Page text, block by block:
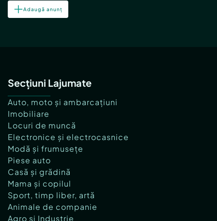
Adaugă anunț
Secțiuni Lajumate
Auto, moto și ambarcațiuni
Imobiliare
Locuri de muncă
Electronice și electrocasnice
Modă și frumusețe
Piese auto
Casă și grădină
Mama și copilul
Sport, timp liber, artă
Animale de companie
Agro și Industrie